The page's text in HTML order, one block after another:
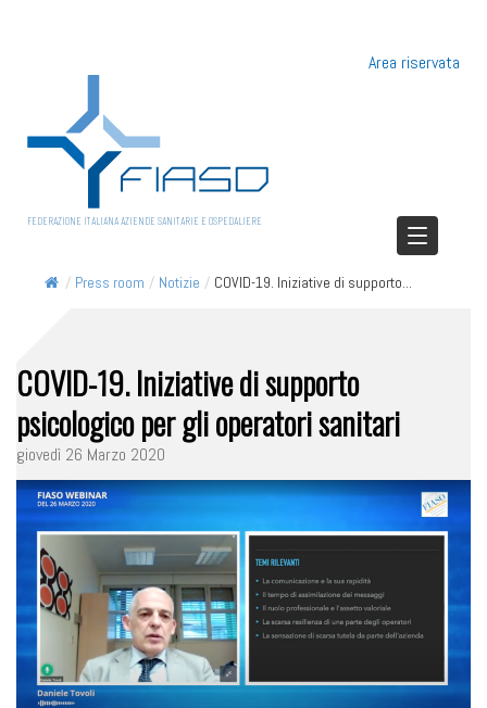
Area riservata
FEDERAZIONE ITALIANA AZIENDE SANITARIE E OSPEDALIERE
/ Press room / Notizie / COVID-19. Iniziative di supporto...
COVID-19. Iniziative di supporto
psicologico per gli operatori sanitari
giovedì 26 Marzo 2020